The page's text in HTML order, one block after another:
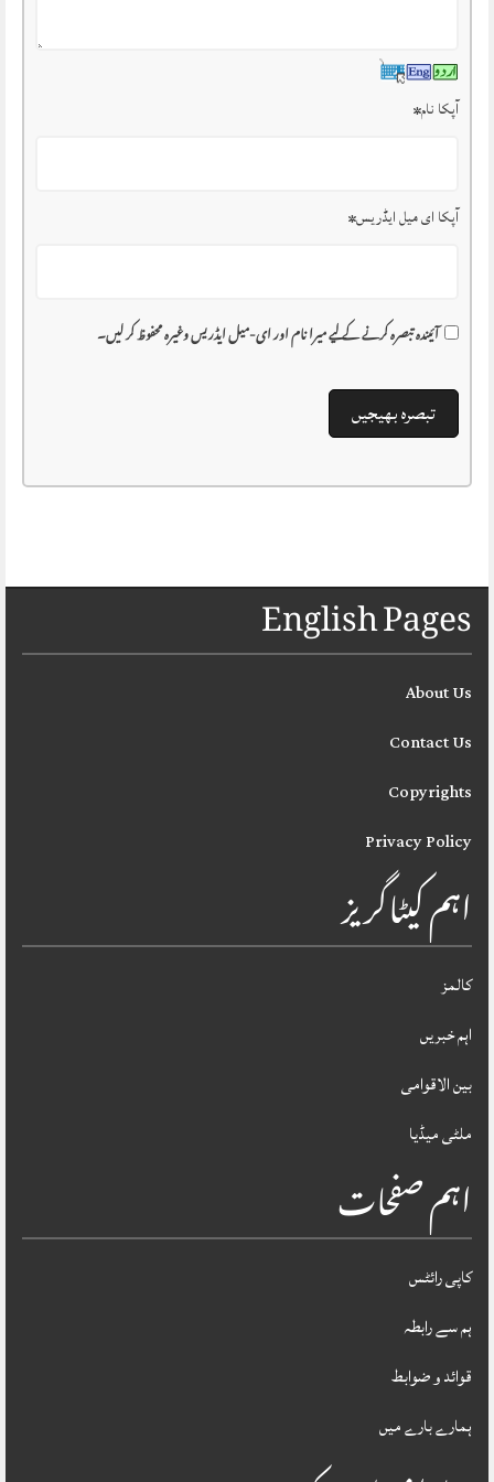
آپکا نام*
آپکا ای میل ایڈریس*
آئیندہ تبصرہ کرنے کے لیے میرا نام اور ای-میل ایڈریس وغیرہ محفوظ کر لیں۔
English Pages
About Us
Contact Us
Copyrights
Privacy Policy
اہم کیٹاگریز
کالمز
اہم خبریں
بین الاقوامی
ملٹی میڈیا
اہم صفحات
کاپی رائٹس
ہم سے رابطہ
قوائد و ضوابط
ہمارے بارے میں